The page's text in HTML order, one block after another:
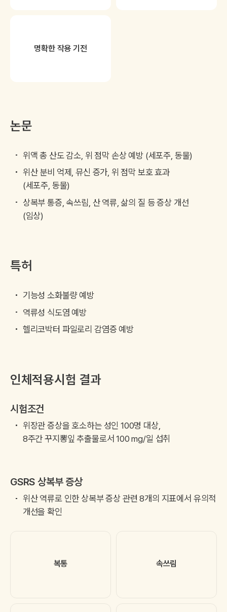
명확한 작용 기전
논문
위액 총 산도 감소, 위 점막 손상 예방 (세포주, 동물)
위산 분비 억제, 뮤신 증가, 위 점막 보호 효과
(세포주, 동물)
상복부 통증, 속쓰림, 산 역류, 삶의 질 등 증상 개선
(임상)
특허
기능성 소화불량 예방
역류성 식도염 예방
헬리코박터 파일로리 감염증 예방
인체적용시험 결과
시험조건
위장관 증상을 호소하는 성인 100명 대상,
8주간 꾸지뽕잎 추출물로서 100 mg/일 섭취
GSRS 상복부 증상
위산 역류로 인한 상복부 증상 관련 8개의 지표에서 유의적
개선을 확인
복통 속쓰림